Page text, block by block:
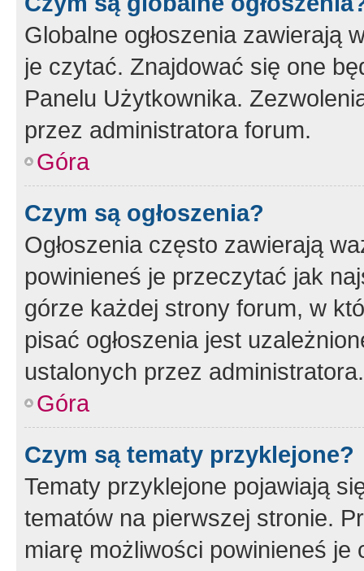
Globalne ogłoszenia zawierają
je czytać. Znajdować się one
Panelu Użytkownika.
przez administratora forum.
Góra
Czym są ogłoszenia?
Ogłoszenia często zawierają
powinieneś je przeczytać jak
górze każdej strony forum, w
pisać ogłoszenia jest
ustalonych przez administratora.
Góra
Czym są tematy przyklejone?
Tematy przyklejone pojawiają
tematów na pierwszej stronie.
miarę możliwości powinieneś je